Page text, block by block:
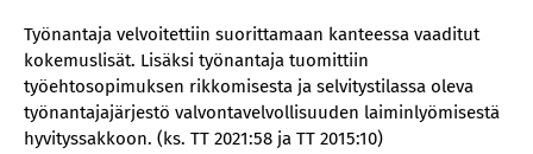
Työnantaja velvoitettiin suorittamaan kanteessa vaaditut
kokemuslisät. Lisäksi työnantaja tuomittiin
työehtosopimuksen rikkomisesta ja selvitystilassa oleva
työnantajajärjestö valvontavelvollisuuden laiminlyömisestä
hyvityssakkoon. (ks. TT 2021:58 ja TT 2015:10)